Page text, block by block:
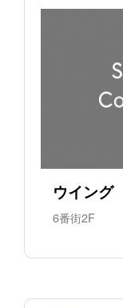
ウイング
6番街2F